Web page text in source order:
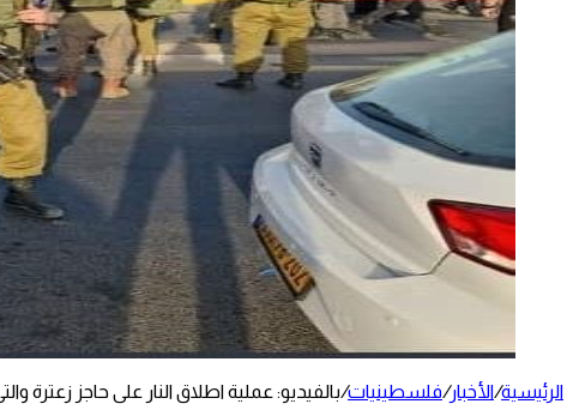
الرئيسية/الأخبار/فلسطينيات/بالفيديو: عملية اطلاق النار على حاجز زعترة